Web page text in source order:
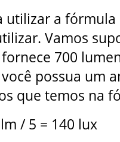
utilizar a
Vamos
700
possua um
que temos na
/ 5 = 140 lux